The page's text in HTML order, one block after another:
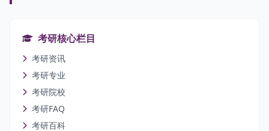
考研核心栏目
考研资讯
考研专业
考研院校
考研FAQ
考研百科